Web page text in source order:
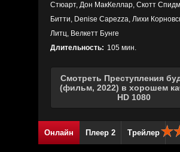
Стюарт, Дон МакКеллар, Скотт
Битти, Denise Capezza, Лихи
Литц, Велкетт Бунге
Длительность: 105 мин.
Смотреть Преступления
(фильм, 2022) в хорошем
HD 1080
Онлайн Плеер 2 Трейлер